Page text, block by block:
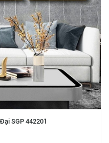
SGP 442201